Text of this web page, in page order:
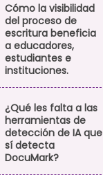
Cómo la visibilidad
del proceso de
escritura beneficia
a educadores,
estudiantes e
instituciones.
¿Qué les falta a las
herramientas de
detección de IA que
sí detecta
DocuMark?